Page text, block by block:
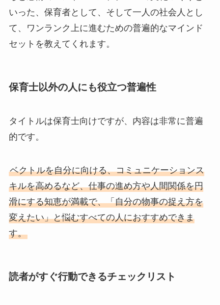
いった、保育者として、そして一人の社会人とし
て、ワンランク上に進むための普遍的なマインド
セットを教えてくれます。
保育士以外の人にも役立つ普遍性
タイトルは保育士向けですが、内容は非常に普遍
的です。
ベクトルを自分に向ける、コミュニケーションス
キルを高めるなど、仕事の進め方や人間関係を円
滑にする知恵が満載で、「自分の物事の捉え方を
変えたい」と悩むすべての人におすすめできま
す。
読者がすぐ行動できるチェックリスト